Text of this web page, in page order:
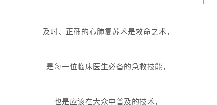
及时、正确的心肺复苏术是救命之术，
是每一位临床医生必备的急救技能，
也是应该在大众中普及的技术，